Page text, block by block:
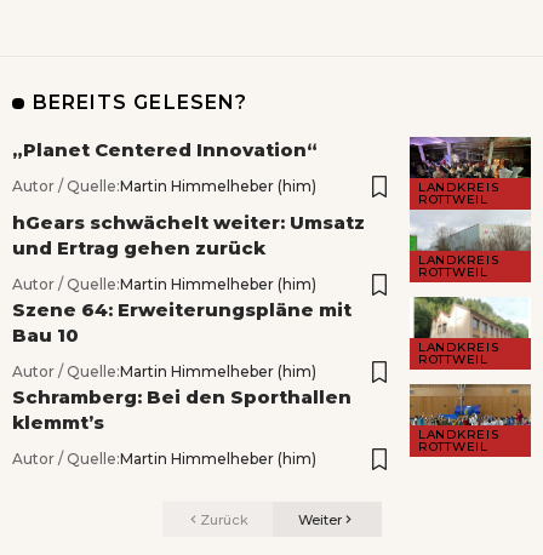
BEREITS GELESEN?
LANDKREIS
ROTTWEIL
„Planet Centered Innovation“
Autor / Quelle:Martin Himmelheber (him)
LANDKREIS
ROTTWEIL
hGears schwächelt weiter: Umsatz
und Ertrag gehen zurück
Autor / Quelle:Martin Himmelheber (him)
LANDKREIS
ROTTWEIL
Szene 64: Erweiterungspläne mit
Bau 10
Autor / Quelle:Martin Himmelheber (him)
LANDKREIS
ROTTWEIL
Schramberg: Bei den Sporthallen
klemmt’s
Autor / Quelle:Martin Himmelheber (him)
Zurück Weiter